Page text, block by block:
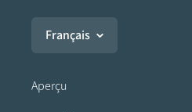
Français
Aperçu